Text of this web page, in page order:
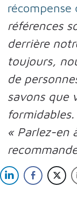
récompense
références
derrière
toujours,
de
savons que
« Parlez-en